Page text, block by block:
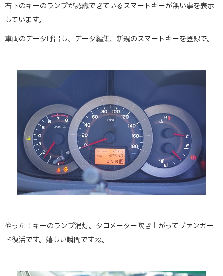
右下のキーのランプが認識できているスマートキーが無い事を表示
しています。
車両のデータ呼出し、データ編集、新規のスマートキーを登録で。
やった！キーのランプ消灯。タコメーター吹き上がってヴァンガー
ド復活です。嬉しい瞬間ですね。